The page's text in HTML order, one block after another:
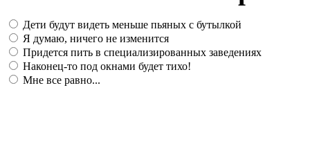
Дети будут видеть меньше пьяных с бутылкой
Я думаю, ничего не изменится
Придется пить в специализированных заведениях
Наконец-то под окнами будет тихо!
Мне все равно...